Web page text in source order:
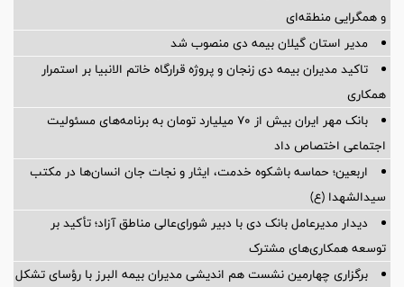
و همگرایی منطقه‌ای
مدیر استان گیلان بیمه دی منصوب شد
تاکید مدیران بیمه دی زنجان و پروژه قرارگاه خاتم الانبیا بر استمرار
همکاری
بانک مهر ایران بیش از ۷۰ میلیارد تومان به برنامه‌های مسئولیت
اجتماعی اختصاص داد
اربعین؛ حماسه باشکوه خدمت، ایثار و نجات جان انسان‌ها در مکتب
سیدالشهدا (ع)
دیدار مدیرعامل بانک دی با دبیر شورای‌عالی مناطق آزاد؛ تأکید بر
توسعه همکاری‌های مشترک
برگزاری چهارمین نشست هم اندیشی مدیران بیمه البرز با رؤسای تشکل